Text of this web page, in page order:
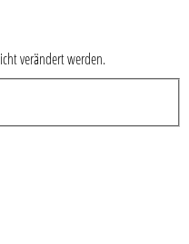
verändert werden.